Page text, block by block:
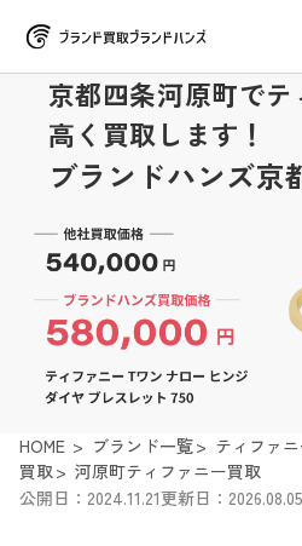
京都四条河原町でテ
高く買取します！
ブランドハンズ京
HOME ブランド一覧 ティファ
買取
河原町ティファニー買取
公開日：2024.11.21更新日：2026.08.05